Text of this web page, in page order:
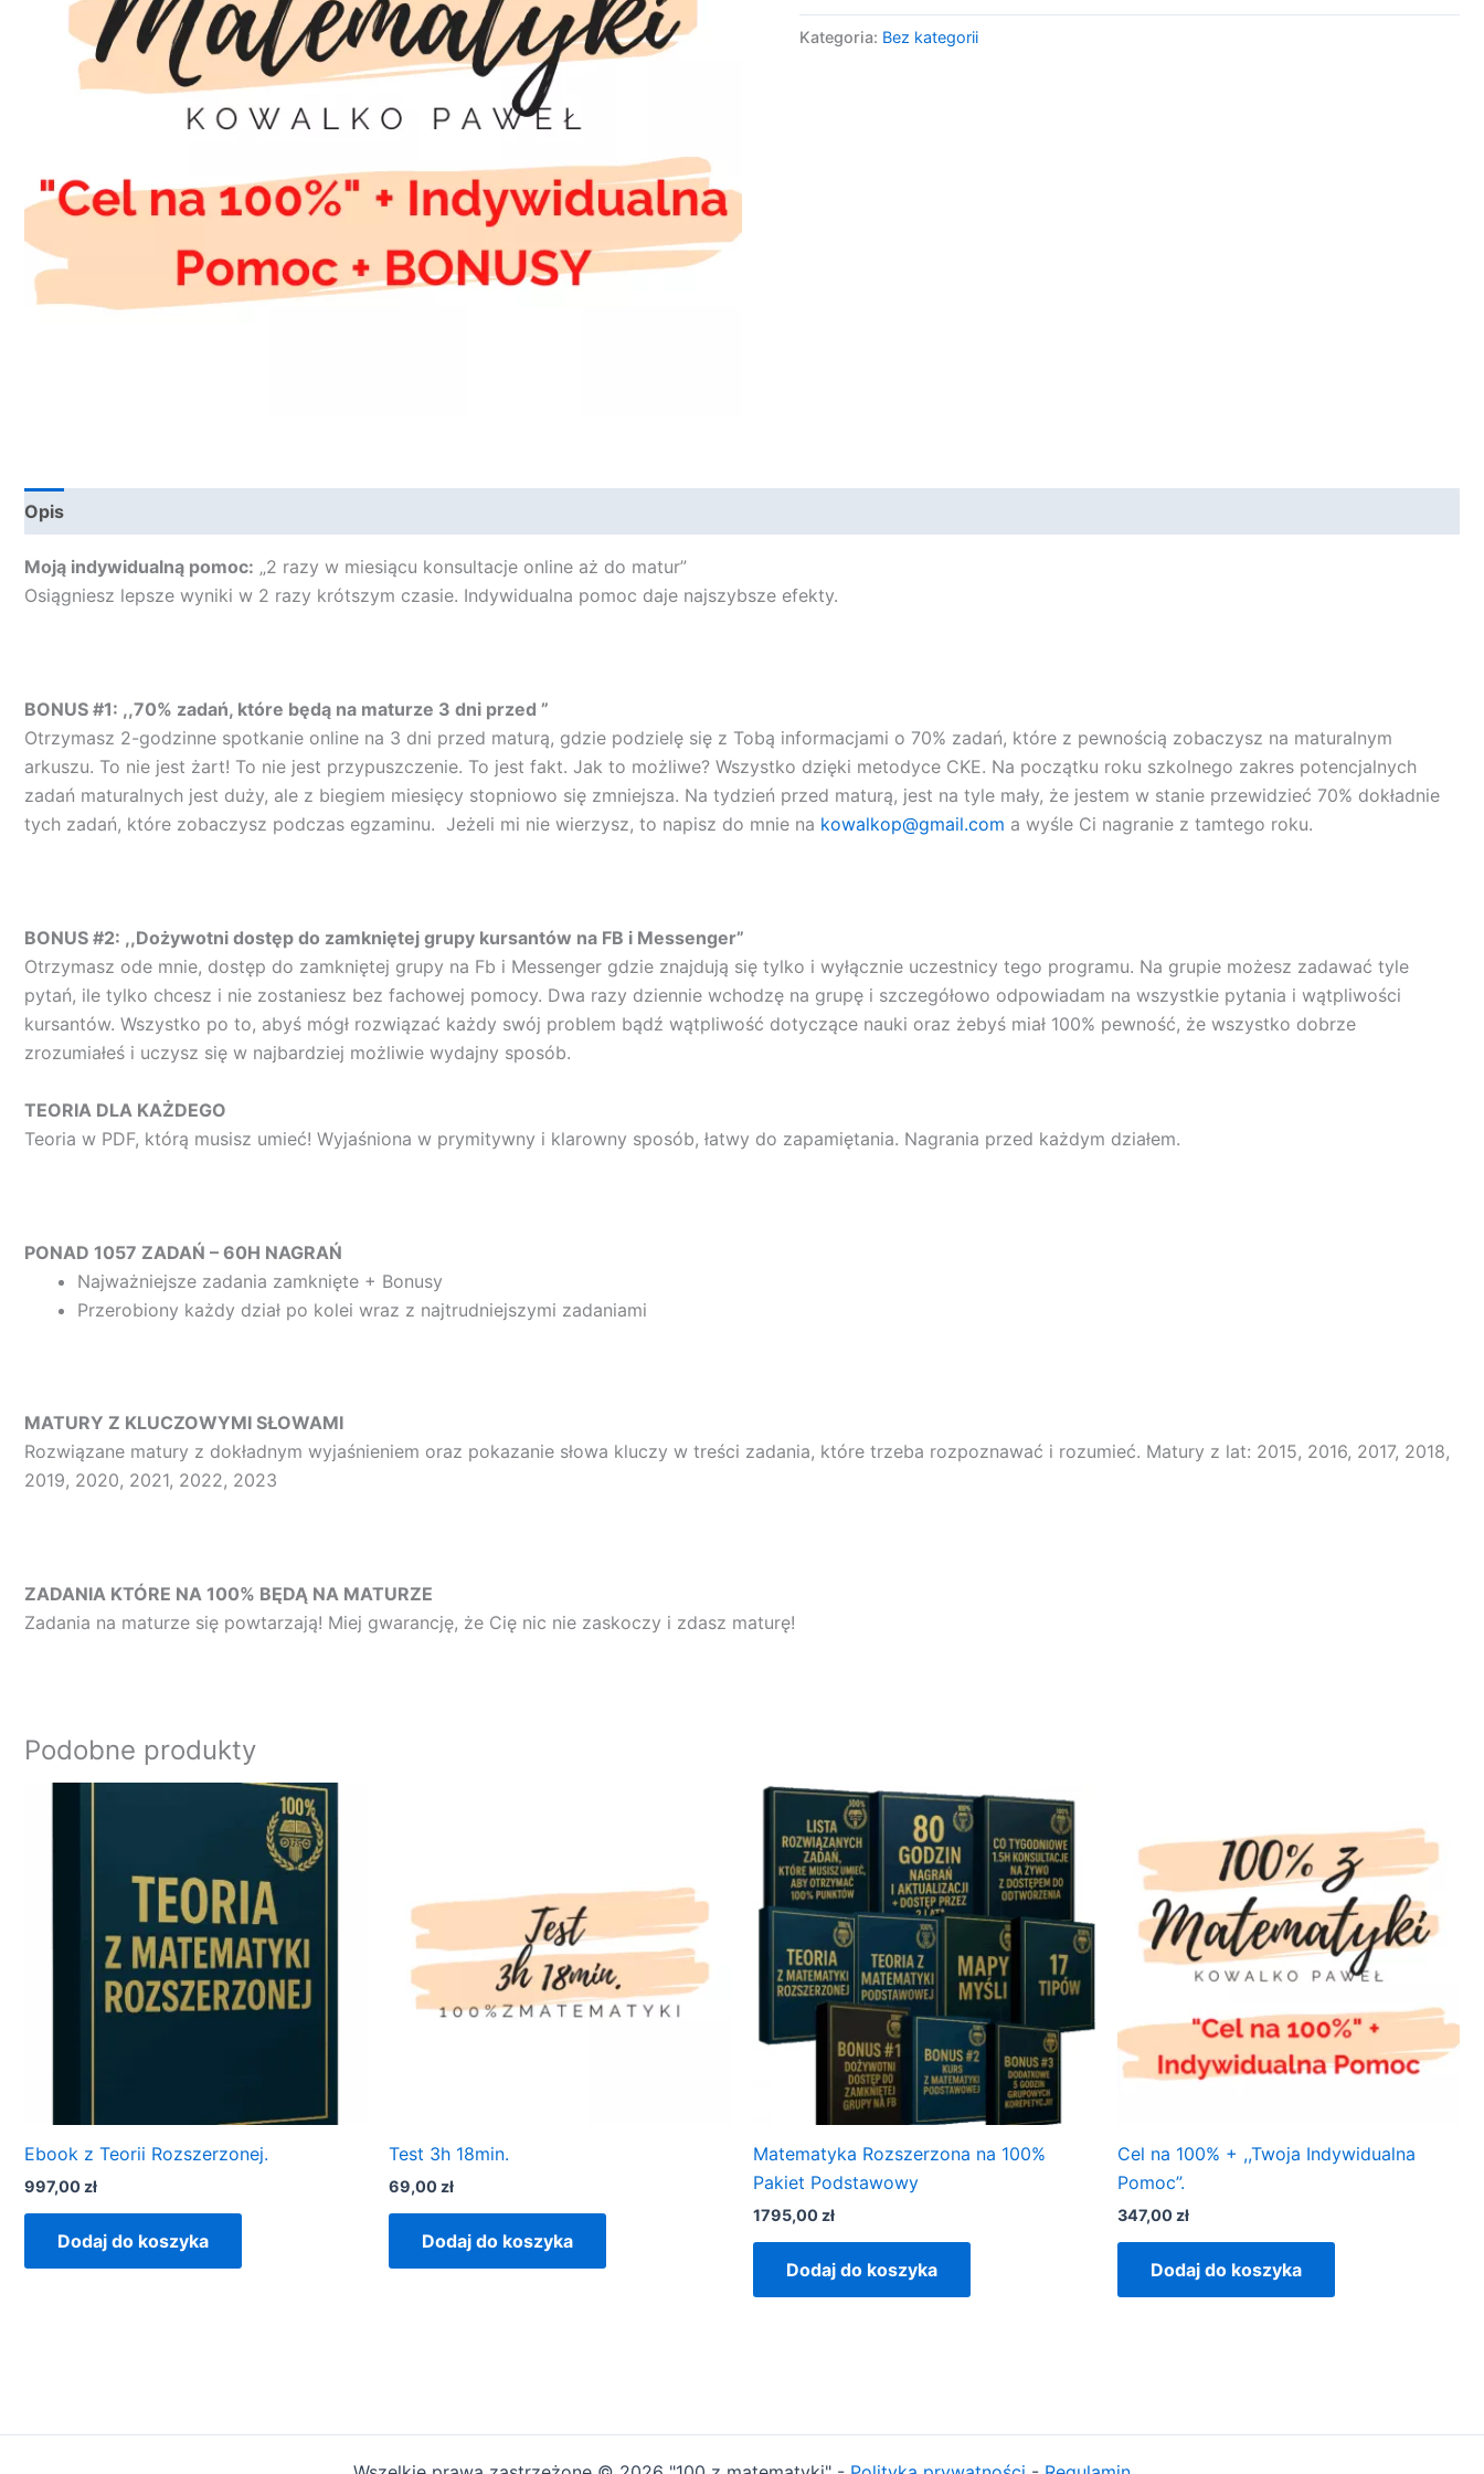
Kategoria: Bez kategorii
Opis
Moją indywidualną pomoc: „2 razy w miesiącu konsultacje online aż do matur”
Osiągniesz lepsze wyniki w 2 razy krótszym czasie. Indywidualna pomoc daje najszybsze efekty.
BONUS #1: ,,70% zadań, które będą na maturze 3 dni przed ”
Otrzymasz 2-godzinne spotkanie online na 3 dni przed maturą, gdzie podzielę się z Tobą informacjami o 70% zadań, które z pewnością zobaczysz na maturalnym
arkuszu. To nie jest żart! To nie jest przypuszczenie. To jest fakt. Jak to możliwe? Wszystko dzięki metodyce CKE. Na początku roku szkolnego zakres potencjalnych
zadań maturalnych jest duży, ale z biegiem miesięcy stopniowo się zmniejsza. Na tydzień przed maturą, jest na tyle mały, że jestem w stanie przewidzieć 70% dokładnie
tych zadań, które zobaczysz podczas egzaminu. Jeżeli mi nie wierzysz, to napisz do mnie na kowalkop@gmail.com a wyśle Ci nagranie z tamtego roku.
BONUS #2: ,,Dożywotni dostęp do zamkniętej grupy kursantów na FB i Messenger”
Otrzymasz ode mnie, dostęp do zamkniętej grupy na Fb i Messenger gdzie znajdują się tylko i wyłącznie uczestnicy tego programu. Na grupie możesz zadawać tyle
pytań, ile tylko chcesz i nie zostaniesz bez fachowej pomocy. Dwa razy dziennie wchodzę na grupę i szczegółowo odpowiadam na wszystkie pytania i wątpliwości
kursantów. Wszystko po to, abyś mógł rozwiązać każdy swój problem bądź wątpliwość dotyczące nauki oraz żebyś miał 100% pewność, że wszystko dobrze
zrozumiałeś i uczysz się w najbardziej możliwie wydajny sposób.
TEORIA DLA KAŻDEGO
Teoria w PDF, którą musisz umieć! Wyjaśniona w prymitywny i klarowny sposób, łatwy do zapamiętania. Nagrania przed każdym działem.
PONAD 1057 ZADAŃ – 60H NAGRAŃ
Najważniejsze zadania zamknięte + Bonusy
Przerobiony każdy dział po kolei wraz z najtrudniejszymi zadaniami
MATURY Z KLUCZOWYMI SŁOWAMI
Rozwiązane matury z dokładnym wyjaśnieniem oraz pokazanie słowa kluczy w treści zadania, które trzeba rozpoznawać i rozumieć. Matury z lat: 2015, 2016, 2017, 2018,
2019, 2020, 2021, 2022, 2023
ZADANIA KTÓRE NA 100% BĘDĄ NA MATURZE
Zadania na maturze się powtarzają! Miej gwarancję, że Cię nic nie zaskoczy i zdasz maturę!
Podobne produkty
Ebook z Teorii Rozszerzonej.
997,00 zł
Dodaj do koszyka
Test 3h 18min.
69,00 zł
Dodaj do koszyka
Matematyka Rozszerzona na 100%
Pakiet Podstawowy
1795,00 zł
Dodaj do koszyka
Cel na 100% + ,,Twoja Indywidualna
Pomoc”.
347,00 zł
Dodaj do koszyka